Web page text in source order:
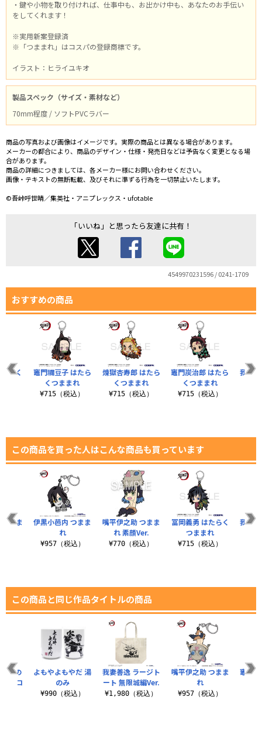
・鍵や小物を取り付ければ、仕事中も、お出かけ中も、あなたのお手伝い
をしてくれます！
※実用新案登録済
※「つままれ」はコスパの登録商標です。
イラスト：ヒライユキオ
製品スペック（サイズ・素材など）
70mm程度 / ソフトPVCラバー
商品の写真および画像はイメージです。実際の商品とは異なる場合があります。
メーカーの都合により、商品のデザイン・仕様・発売日などは予告なく変更となる場
合があります。
商品の詳細につきましては、各メーカー様にお問い合わせください。
画像・テキストの無断転載、及びそれに準ずる行為を一切禁止いたします。
©吾峠呼世晴／集英社・アニプレックス・ufotable
「いいね」と思ったら友達に共有！
4549970231596 / 0241-1709
おすすめの商品
煉獄杏寿郎 はたら
くつままれ
¥715（税込）
竈門炭治郎 はたら
くつままれ
¥715（税込）
我妻
らく
竈門禰豆子 はたら
くつままれ
¥715（税込）
この商品を買った人はこんな商品も買っています
嘴平伊之助 つまま
れ 素顔Ver.
¥770（税込）
冨岡義勇 はたらく
つままれ
¥715（税込）
我妻
まま
伊黒小芭内 つまま
れ
¥957（税込）
この商品と同じ作品タイトルの商品
我妻善逸 ラージト
ート 無限城編Ver.
¥1,980（税込）
嘴平伊之助 つまま
れ
¥957（税込）
竈門
術の
クロ
よもやよもやだ 湯
のみ
¥990（税込）